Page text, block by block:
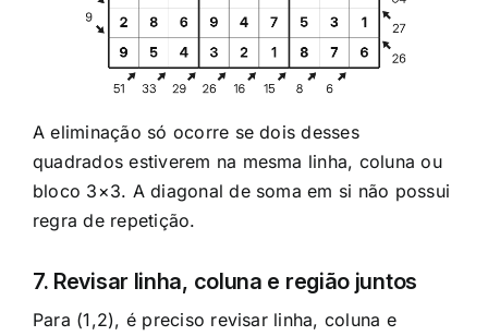
A eliminação só ocorre se dois desses
quadrados estiverem na mesma linha, coluna ou
bloco 3×3. A diagonal de soma em si não possui
regra de repetição.
7. Revisar linha, coluna e região juntos
Para (1,2), é preciso revisar linha, coluna e